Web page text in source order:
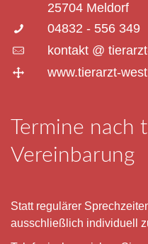
25704 Meldorf
04832 - 556 349
kontakt @
www.tierarzt-
Termine
Vereinbarung
Statt regulärer
ausschließlich individuell